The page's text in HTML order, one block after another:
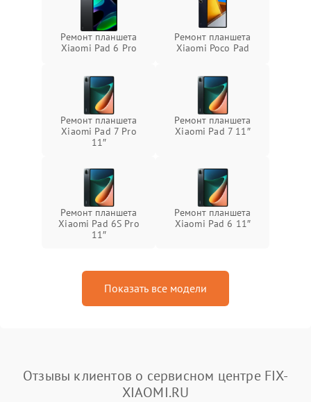
Ремонт планшета
Xiaomi Pad 6 Pro
Ремонт планшета
Xiaomi Poco Pad
Ремонт планшета
Xiaomi Pad 7 Pro
11″
Ремонт планшета
Xiaomi Pad 7 11″
Ремонт планшета
Xiaomi Pad 6S Pro
11″
Ремонт планшета
Xiaomi Pad 6 11″
Показать все модели
Отзывы клиентов о сервисном центре FIX-
XIAOMI.RU